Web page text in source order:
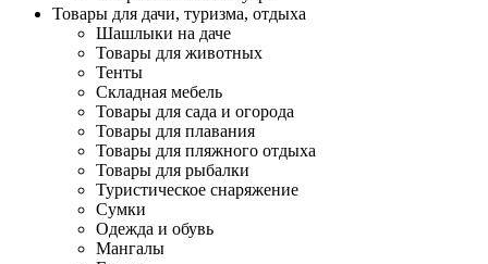
Товары для дачи, туризма, отдыха
Шашлыки на даче
Товары для животных
Тенты
Складная мебель
Товары для сада и огорода
Товары для плавания
Товары для пляжного отдыха
Товары для рыбалки
Туристическое снаряжение
Сумки
Одежда и обувь
Мангалы